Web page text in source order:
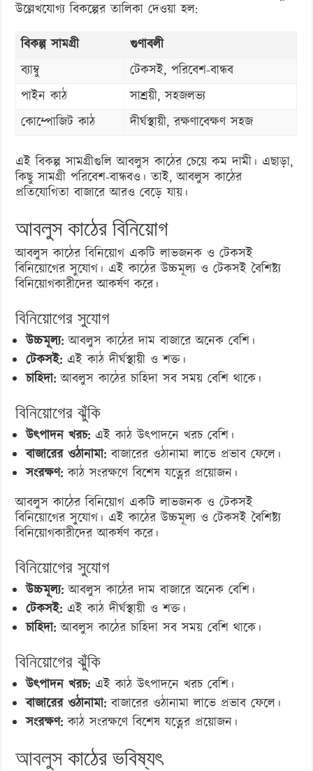
উল্লেখযোগ্য বিকল্পের তালিকা দেওয়া হল:
বিকল্প সামগ্রী
গুণাবলী
ব্যাম্বু
টেকসই, পরিবেশ-বান্ধব
পাইন কাঠ
সাশ্রয়ী, সহজলভ্য
কোম্পোজিট কাঠ
দীর্ঘস্থায়ী, রক্ষণাবেক্ষণ সহজ
এই বিকল্প সামগ্রীগুলি আবলুস কাঠের চেয়ে কম দামী। এছাড়া,
কিছু সামগ্রী পরিবেশ-বান্ধবও। তাই, আবলুস কাঠের
প্রতিযোগিতা বাজারে আরও বেড়ে যায়।
আবলুস কাঠের বিনিয়োগ
আবলুস কাঠের বিনিয়োগ একটি লাভজনক ও টেকসই
বিনিয়োগের সুযোগ। এই কাঠের উচ্চমূল্য ও টেকসই বৈশিষ্ট্য
বিনিয়োগকারীদের আকর্ষণ করে।
বিনিয়োগের সুযোগ
উচ্চমূল্য: আবলুস কাঠের দাম বাজারে অনেক বেশি।
টেকসই: এই কাঠ দীর্ঘস্থায়ী ও শক্ত।
চাহিদা: আবলুস কাঠের চাহিদা সব সময় বেশি থাকে।
বিনিয়োগের ঝুঁকি
উৎপাদন খরচ: এই কাঠ উৎপাদনে খরচ বেশি।
বাজারের ওঠানামা: বাজারের ওঠানামা লাভে প্রভাব ফেলে।
সংরক্ষণ: কাঠ সংরক্ষণে বিশেষ যত্নের প্রয়োজন।
আবলুস কাঠের বিনিয়োগ একটি লাভজনক ও টেকসই
বিনিয়োগের সুযোগ। এই কাঠের উচ্চমূল্য ও টেকসই বৈশিষ্ট্য
বিনিয়োগকারীদের আকর্ষণ করে।
বিনিয়োগের সুযোগ
উচ্চমূল্য: আবলুস কাঠের দাম বাজারে অনেক বেশি।
টেকসই: এই কাঠ দীর্ঘস্থায়ী ও শক্ত।
চাহিদা: আবলুস কাঠের চাহিদা সব সময় বেশি থাকে।
বিনিয়োগের ঝুঁকি
উৎপাদন খরচ: এই কাঠ উৎপাদনে খরচ বেশি।
বাজারের ওঠানামা: বাজারের ওঠানামা লাভে প্রভাব ফেলে।
সংরক্ষণ: কাঠ সংরক্ষণে বিশেষ যত্নের প্রয়োজন।
আবলুসকাঠের ভবিষ্যৎ